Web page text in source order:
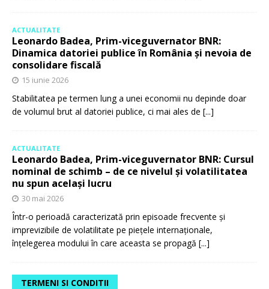
ACTUALITATE
Leonardo Badea, Prim-viceguvernator BNR:
Dinamica datoriei publice în România și nevoia de
consolidare fiscală
15 iunie 2026
Stabilitatea pe termen lung a unei economii nu depinde doar
de volumul brut al datoriei publice, ci mai ales de [...]
ACTUALITATE
Leonardo Badea, Prim-viceguvernator BNR: Cursul
nominal de schimb – de ce nivelul și volatilitatea
nu spun același lucru
30 mai 2026
Într-o perioadă caracterizată prin episoade frecvente și
imprevizibile de volatilitate pe piețele internaționale,
înțelegerea modului în care aceasta se propagă [...]
TERMENI SI CONDITII